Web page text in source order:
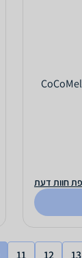
חוות דעת
11 12 13